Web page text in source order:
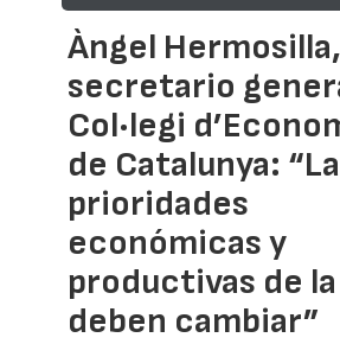
Àngel Hermosilla,
secretario
Col·legi
de Catalunya:
prioridades
económicas y
productivas de la
deben cambiar”